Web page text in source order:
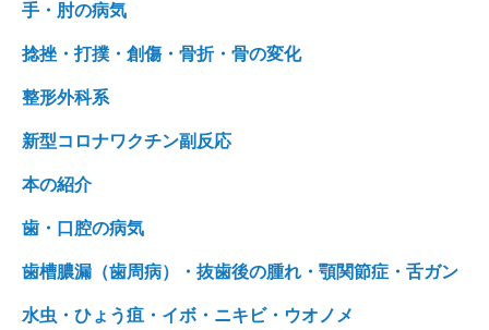
手・肘の病気
捻挫・打撲・創傷・骨折・骨の変化
整形外科系
新型コロナワクチン副反応
本の紹介
歯・口腔の病気
歯槽膿漏（歯周病）・抜歯後の腫れ・顎関節症・舌ガン
水虫・ひょう疽・イボ・ニキビ・ウオノメ